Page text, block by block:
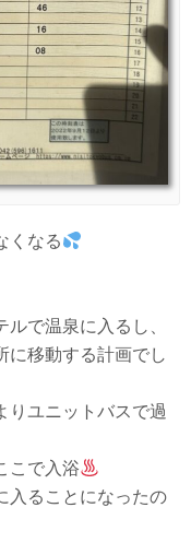
くなる
で温泉に入るし、
に移動する計画でし
りユニットバスで過
こで入浴
入ることになったの